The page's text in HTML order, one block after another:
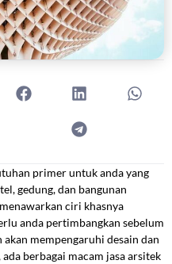
primer untuk anda yang
gedung, dan bangunan
ciri khasnya
anda pertimbangkan sebelum
mempengaruhi desain dan
berbagai macam jasa arsitek